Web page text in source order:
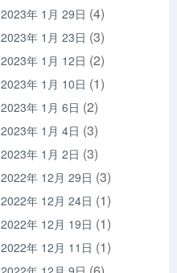
2023年 1月 29日 (4)
2023年 1月 23日 (3)
2023年 1月 12日 (2)
2023年 1月 10日 (1)
2023年 1月 6日 (2)
2023年 1月 4日 (3)
2023年 1月 2日 (3)
2022年 12月 29日 (3)
2022年 12月 24日 (1)
2022年 12月 19日 (1)
2022年 12月 11日 (1)